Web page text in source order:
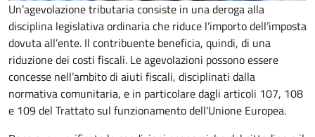
Un’agevolazione tributaria consiste in una deroga alla
disciplina legislativa ordinaria che riduce l’importo dell’imposta
dovuta all’ente. Il contribuente beneficia, quindi, di una
riduzione dei costi fiscali. Le agevolazioni possono essere
concesse nell’ambito di aiuti fiscali, disciplinati dalla
normativa comunitaria, e in particolare dagli articoli 107, 108
e 109 del Trattato sul funzionamento dell'Unione Europea.